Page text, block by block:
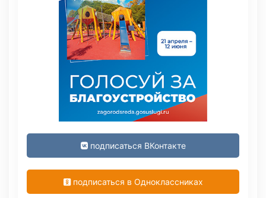
подписаться ВКонтакте
подписаться в Одноклассниках